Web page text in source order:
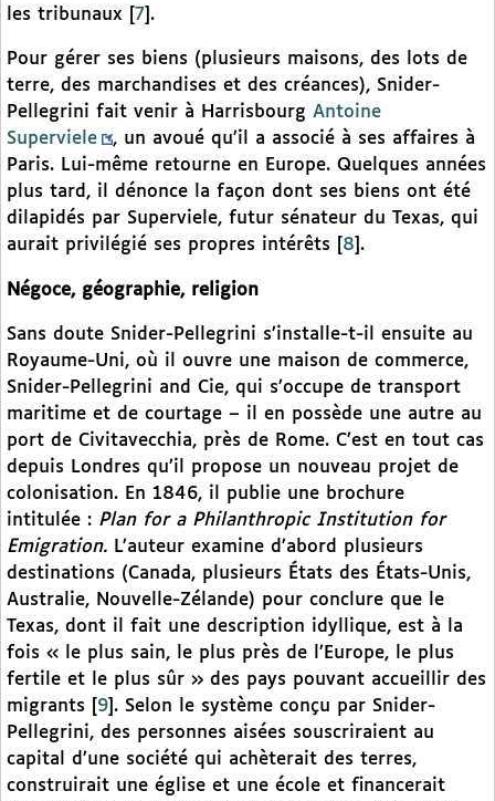
les tribunaux
7 .
Pour gérer ses biens (plusieurs maisons, des lots de
terre, des marchandises et des créances), Snider-
Pellegrini fait venir à Harrisbourg Antoine
Superviele
, un avoué qu’il a associé à ses affaires à
Paris. Lui-même retourne en Europe. Quelques années
plus tard, il dénonce la façon dont ses biens ont été
dilapidés par Superviele, futur sénateur du Texas, qui
aurait privilégié ses propres intérêts
8 .
Négoce, géographie, religion
Sans doute Snider-Pellegrini s’installe-t-il ensuite au
Royaume-Uni, où il ouvre une maison de commerce,
Snider-Pellegrini and Cie, qui s’occupe de transport
maritime et de courtage – il en possède une autre au
port de Civitavecchia, près de Rome. C’est en tout cas
depuis Londres qu’il propose un nouveau projet de
colonisation. En 1846, il publie une brochure
intitulée : Plan for a Philanthropic Institution for
Emigration. L’auteur examine d’abord plusieurs
destinations (Canada, plusieurs États des États-Unis,
Australie, Nouvelle-Zélande) pour conclure que le
Texas, dont il fait une description idyllique, est à la
fois « le plus sain, le plus près de l’Europe, le plus
fertile et le plus sûr » des pays pouvant accueillir des
migrants
9 . Selon le système conçu par Snider-
Pellegrini, des personnes aisées souscriraient au
capital d’une société qui achèterait des terres,
construirait une église et une école et financerait